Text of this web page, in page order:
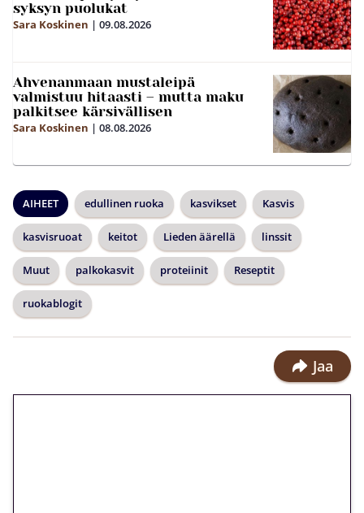
syksyn puolukat
Sara Koskinen | 09.08.2026
Ahvenanmaan mustaleipä
valmistuu hitaasti – mutta maku
palkitsee kärsivällisen
Sara Koskinen | 08.08.2026
AIHEET edullinen ruoka kasvikset Kasvis
kasvisruoat keitot Lieden äärellä linssit
Muut palkokasvit proteiinit Reseptit
ruokablogit
Jaa